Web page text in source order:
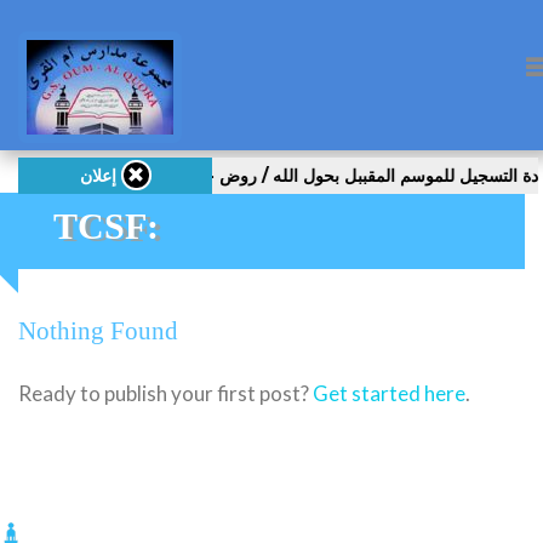
إعلان
TCSF:
Nothing Found
Ready to publish your first post?Get started here.